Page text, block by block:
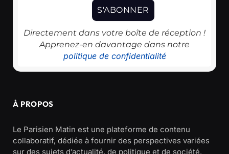
Directement dans votre boîte de réception !
Apprenez-en davantage dans notre
politique de confidentialité
À PROPOS
Le Parisien Matin est une plateforme de contenu
collaboratif, dédiée à fournir des perspectives variées
sur des sujets d’actualité, de politique et de société.